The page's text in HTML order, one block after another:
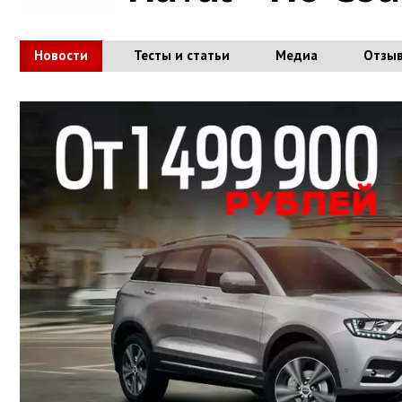
Новости Тесты и статьи Медиа